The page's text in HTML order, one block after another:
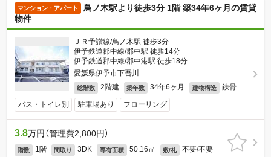
マンション・アパート
鳥ノ木駅より徒歩3分 1階 築34年6ヶ月の賃貸
物件
ＪＲ予讃線/鳥ノ木駅 徒歩3分
伊予鉄道郡中線/郡中駅 徒歩14分
伊予鉄道郡中線/郡中港駅 徒歩18分
愛媛県伊予市下吾川
総階数 2階建 築年数 34年6ヶ月 建物構造 鉄骨
バス・トイレ別 駐車場あり フローリング
3.8万円 （管理費2,800円）
階数 1階 間取り 3DK 専有面積 50.16㎡ 敷/礼 不要/不要